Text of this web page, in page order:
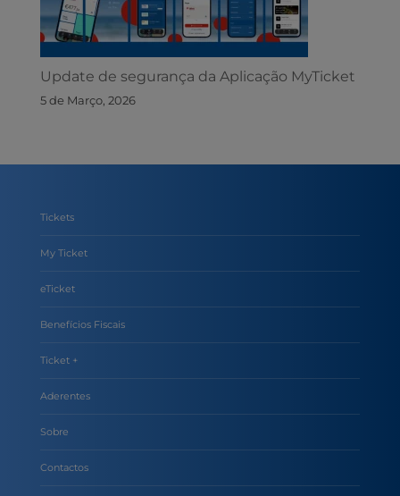
Update de segurança da Aplicação MyTicket
5 de Março, 2026
Tickets
My Ticket
eTicket
Benefícios Fiscais
Ticket +
Aderentes
Sobre
Contactos